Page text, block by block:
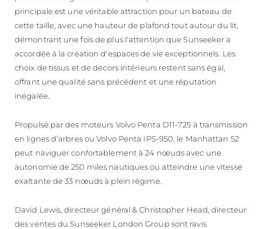
principale est une véritable attraction pour un bateau de
cette taille, avec une hauteur de plafond tout autour du lit,
démontrant une fois de plus l'attention que Sunseeker a
accordée à la création d'espaces de vie exceptionnels. Les
choix de tissus et de décors intérieurs restent sans égal,
offrant une qualité sans précédent et une réputation
inégalée.
Propulsé par des moteurs Volvo Penta D11-725 à transmission
en lignes d’arbres ou Volvo Penta IPS-950, le Manhattan 52
peut naviguer confortablement à 24 nœuds avec une
autonomie de 250 miles nautiques ou atteindre une vitesse
exaltante de 33 nœuds à plein régime.
David Lewis, directeur général & Christopher Head, directeur
des ventes du Sunseeker London Group sont ravis